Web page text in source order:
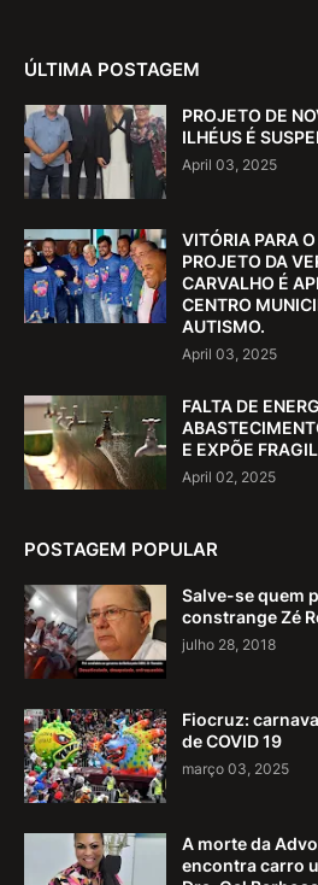
ÚLTIMA POSTAGEM
PROJETO DE
ILHÉUS É
April 03, 2025
VITÓRIA PARA
PROJETO DA
CARVALHO É
CENTRO
AUTISMO.
April 03, 2025
FALTA DE
E EXPÕE
April 02, 2025
POSTAGEM POPULAR
Salve-se quem
constrange Zé
julho 28, 2018
Fiocruz:
de COVID 19
março 03, 2025
A morte da
encontra carro